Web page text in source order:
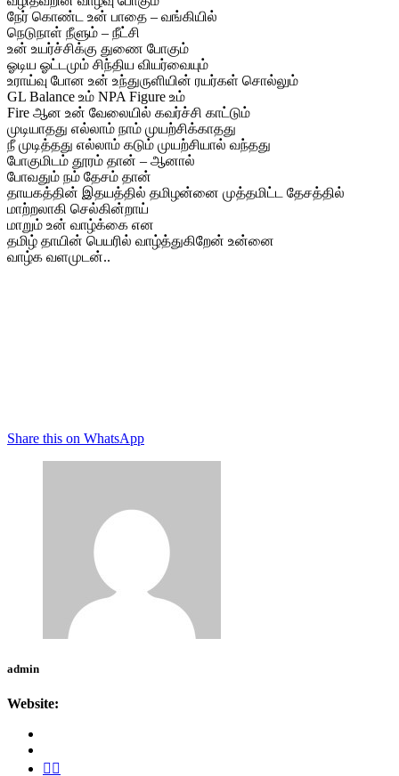
நேர் கொண்ட உன் பாதை – வங்கியில்
நெடுநாள் நீளும் – நீட்சி
உன் உயர்ச்சிக்கு துணை போகும்
ஓடிய ஓட்டமும் சிந்திய வியர்வையும்
உராய்வு போன உன் உந்துருளியின் ரயர்கள் சொல்லும்
GL Balance உம் NPA Figure உம்
Fire ஆன உன் வேலையில் கவர்ச்சி காட்டும்
முடியாதது எல்லாம் நாம் முயற்சிக்காதது
நீ முடித்தது எல்லாம் கடும் முயற்சியால் வந்தது
போகுமிடம் தூரம் தான் – ஆனால்
போவதும் நம் தேசம் தான்
தாயகத்தின் இதயத்தில் தமிழன்னை முத்தமிட்ட தேசத்தில்
மாற்றலாகி செல்கின்றாய்
மாறும் உன் வாழ்க்கை என
தமிழ் தாயின் பெயரில் வாழ்த்துகிறேன் உன்னை
வாழ்க வளமுடன்..
Share this on WhatsApp
admin
Website: